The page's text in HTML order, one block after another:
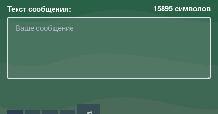
Текст сообщения: 15895символов